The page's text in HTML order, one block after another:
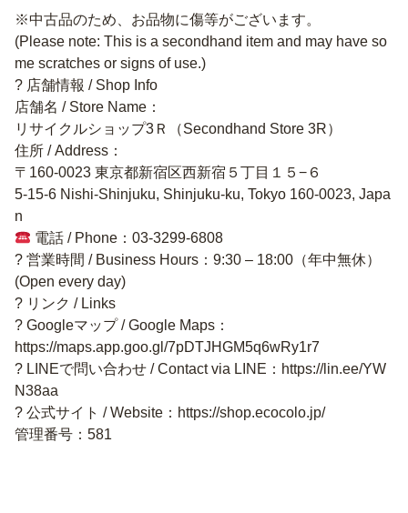
※中古品のため、お品物に傷等がございます。
(Please note: This is a secondhand item and may have so
me scratches or signs of use.)
? 店舗情報 / Shop Info
店舗名 / Store Name：
リサイクルショップ3Ｒ（Secondhand Store 3R）
住所 / Address：
〒160-0023 東京都新宿区西新宿５丁目１５−６
5-15-6 Nishi-Shinjuku, Shinjuku-ku, Tokyo 160-0023, Japa
n
電話 / Phone：03-3299-6808
? 営業時間 / Business Hours：9:30 – 18:00（年中無休）
(Open every day)
? リンク / Links
? Googleマップ / Google Maps：
https://maps.app.goo.gl/7pDTJHGM5q6wRy1r7
? LINEで問い合わせ / Contact via LINE：https://lin.ee/YW
N38aa
? 公式サイト / Website：https://shop.ecocolo.jp/
管理番号：581